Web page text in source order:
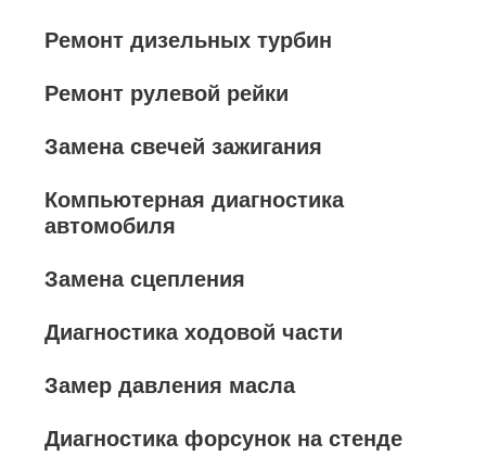
Ремонт дизельных турбин
Ремонт рулевой рейки
Замена свечей зажигания
Компьютерная диагностика
автомобиля
Замена сцепления
Диагностика ходовой части
Замер давления масла
Диагностика форсунок на стенде